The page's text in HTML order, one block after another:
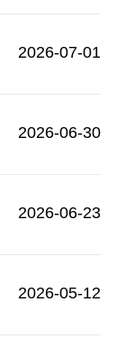
2026-07-01
2026-06-30
2026-06-23
2026-05-12